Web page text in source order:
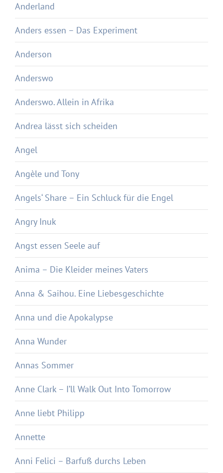
Anderland
Anders essen – Das Experiment
Anderson
Anderswo
Anderswo. Allein in Afrika
Andrea lässt sich scheiden
Angel
Angèle und Tony
Angels‘ Share – Ein Schluck für die Engel
Angry Inuk
Angst essen Seele auf
Anima – Die Kleider meines Vaters
Anna & Saihou. Eine Liebesgeschichte
Anna und die Apokalypse
Anna Wunder
Annas Sommer
Anne Clark – I’ll Walk Out Into Tomorrow
Anne liebt Philipp
Annette
Anni Felici – Barfuß durchs Leben